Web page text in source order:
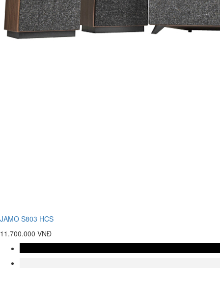
JAMO S803 HCS
11.700.000 VNĐ